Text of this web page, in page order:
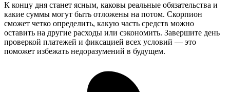
К концу дня станет ясным, каковы реальные обязательства и
какие суммы могут быть отложены на потом. Скорпион
сможет четко определить, какую часть средств можно
оставить на другие расходы или сэкономить. Завершите день
проверкой платежей и фиксацией всех условий — это
поможет избежать недоразумений в будущем.